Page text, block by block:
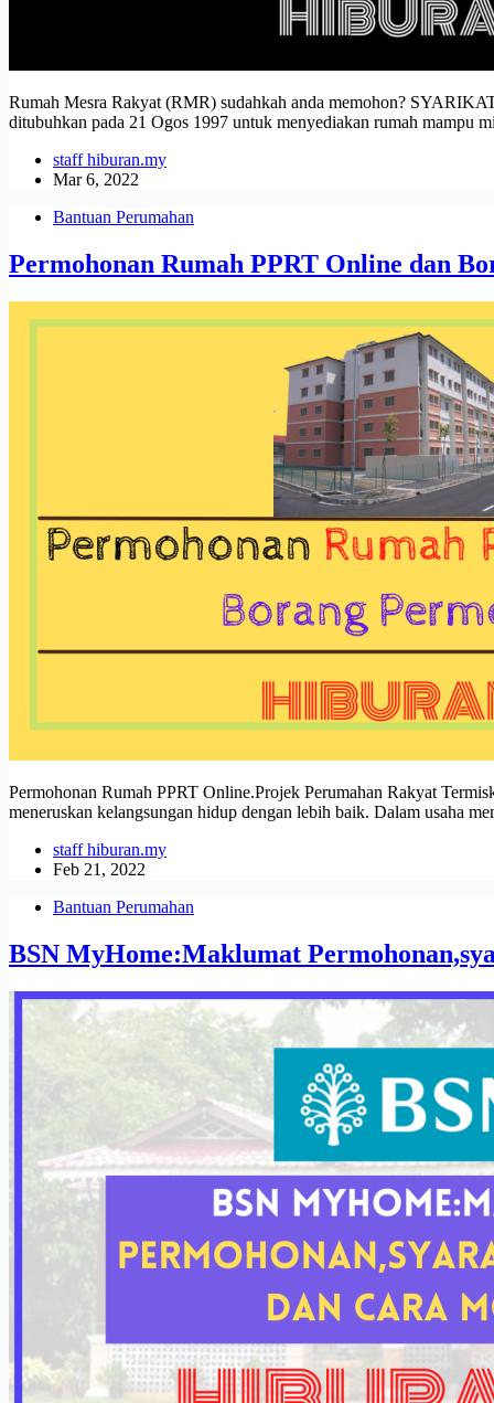
Rumah Mesra Rakyat (RMR) sudahkah anda memohon?
ditubuhkan pada 21 Ogos 1997 untuk menyediakan rumah mampu
staff hiburan.my
Mar 6, 2022
Bantuan Perumahan
Permohonan Rumah PPRT Online dan
Permohonan Rumah PPRT Online.Projek Perumahan Rakyat
meneruskan kelangsungan hidup dengan lebih baik. Dalam usaha
staff hiburan.my
Feb 21, 2022
Bantuan Perumahan
BSN MyHome:Maklumat